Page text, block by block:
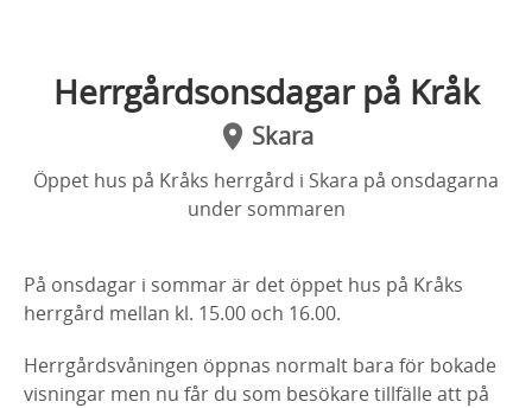
Herrgårdsonsdagar på Kråk
Skara
Öppet hus på Kråks herrgård i Skara på onsdagarna
under sommaren
På onsdagar i sommar är det öppet hus på Kråks
herrgård mellan kl. 15.00 och 16.00.
Herrgårdsvåningen öppnas normalt bara för bokade
visningar men nu får du som besökare tillfälle att på